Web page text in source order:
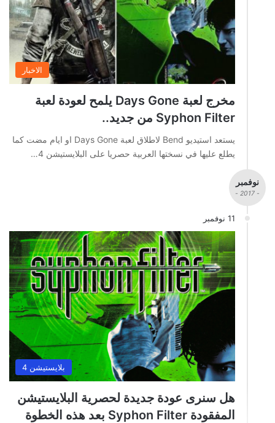
الاخبار
مخرج لعبة Days Gone يلمح لعودة لعبة
Syphon Filter من جديد..
يستعد استيديو Bend لاطلاق لعبة Days Gone او ايام مضت كما
يطلع عليها في نسختها العربية حصريا على البلايستيشن 4…
نوفمبر
- 2017 -
11 نوفمبر
بلايستيشن 4
هل سنرى عودة جديدة لحصرية البلايستيشن
المفقودة Syphon Filter بعد هذه الخطوة